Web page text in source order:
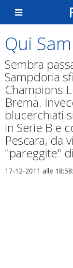
Qui
Sembra
Sampdoria
Champions
Brema.
blucerchiati
in Serie B e
Pescara, da
"pareggite"
17-12-2011 alle